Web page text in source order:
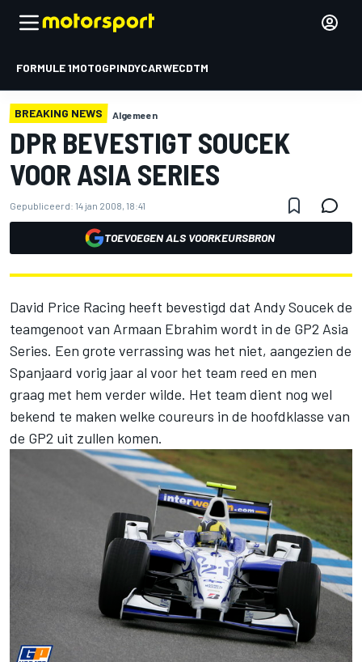
FORMULE 1MOTOGPINDYCARWECDTM
BREAKING NEWS Algemeen
DPR BEVESTIGT SOUCEK
VOOR ASIA SERIES
Gepubliceerd: 14 jan 2008, 18:41
TOEVOEGEN ALS VOORKEURSBRON
David Price Racing heeft bevestigd dat Andy Soucek de
teamgenoot van Armaan Ebrahim wordt in de GP2 Asia
Series. Een grote verrassing was het niet, aangezien de
Spanjaard vorig jaar al voor het team reed en men
graag met hem verder wilde. Het team dient nog wel
bekend te maken welke coureurs in de hoofdklasse van
de GP2 uit zullen komen.